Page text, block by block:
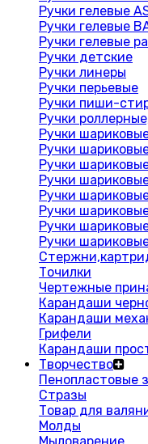
Ручки гелевые
Ручки гелевые
Ручки гелевые
Ручки детские
Ручки линеры
Ручки перьевые
Ручки пиши-
Ручки
Ручки
Ручки
Ручки
Ручки
Ручки шариковые
Ручки
Ручки
Ручки
Точилки
Чертежные
Карандаши
Карандаши
Грифели
Карандаши
Творчество
Пенопластовые
Стразы
Товар для
Молды